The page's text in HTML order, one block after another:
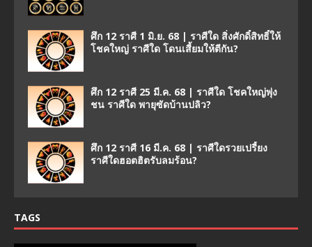
ศึก 12 ราศี 1 มิ.ย. 68 | ราศีใด สิ่งศักดิ์สิทธิ์ให้
โชคใหญ่ ราศีใด โดนเสี้ยมให้ตีกัน?
ศึก 12 ราศี 25 มี.ค. 68 | ราศีใด โชคใหญ่พุ่ง
ชน ราศีใด พายุซัดบ้านปลิว?
ศึก 12 ราศี 16 มี.ค. 68 | ราศีใดรวยเปรี้ยง
ราศีใดฮอตฮิตรับลมร้อน?
TAGS